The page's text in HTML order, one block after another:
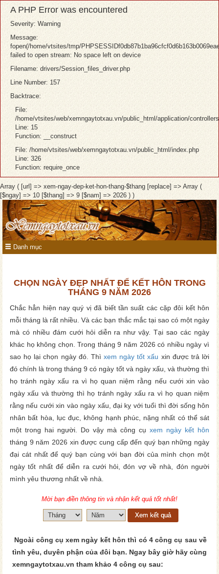
A PHP Error was encountered
Severity: Warning
Message:
fopen(/home/vtsites/tmp/
failed to open stream: No space left on device
Filename: drivers/Session_files_driver.php
Line Number: 157
Backtrace:
File:
/home/vtsites/web/xemngaytotxau.vn/public_html/application/
Line: 15
Function: __construct
File: /home/vtsites/web/xemngaytotxau.vn/public_html/index.php
Line: 326
Function: require_once
Array ( [url] => xem-ngay-dep-ket-hon-thang-$thang [replace] => Array (
[$ngay] => 10 [$thang] => 9 [$nam] => 2026 ) )
Danh mục
CHỌN NGÀY ĐẸP NHẤT ĐỂ KẾT HÔN TRONG
THÁNG 9 NĂM 2026
Chắc hẳn hiện nay quý vị đã biết tần suất các cặp đôi kết hôn
mỗi tháng là rất nhiều. Và các bạn thắc mắc tại sao có một ngày
mà có nhiều đám cưới hỏi diễn ra như vậy. Tại sao các ngày
khác họ không chọn. Trong tháng 9 năm 2026 có nhiều ngày vì
sao họ lại chọn ngày đó. Thì xem ngày tốt xấu xin được trả lời
đó chính là trong tháng 9 có ngày tốt và ngày xấu, và thường thì
họ tránh ngày xấu ra vì họ quan niệm rằng nếu cưới xin vào
ngày xấu và thường thì họ tránh ngày xấu ra vì họ quan niệm
rằng nếu cưới xin vào ngày xấu, đại kỵ với tuổi thì đời sống hôn
nhân bất hòa, lục đục, không hạnh phúc, nặng nhất có thể sát
một trong hai người. Do vậy mà công cụ xem ngày kết hôn
tháng 9 năm 2026 xin được cung cấp đến quý bạn những ngày
đại cát nhất để quý bạn cùng với bạn đời của mình chọn một
ngày tốt nhất để diễn ra cưới hỏi, đón vợ về nhà, đón người
mình yêu thương nhất về nhà.
Mời bạn điền thông tin và nhận kết quả tốt nhất!
Xem kết quả
Ngoài công cụ xem ngày kết hôn thì có 4 công cụ sau về
tình yêu, duyên phận của đôi bạn. Ngay bây giờ hãy cùng
xemngaytotxau.vn tham khảo 4 công cụ sau: